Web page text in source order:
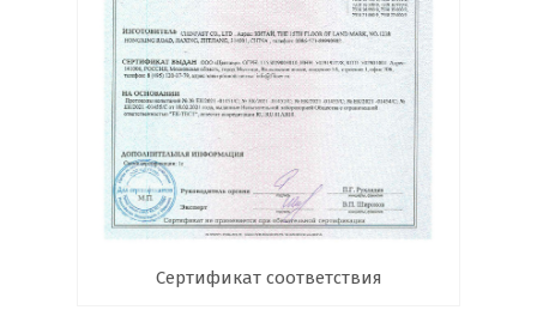
Сертификат соответствия